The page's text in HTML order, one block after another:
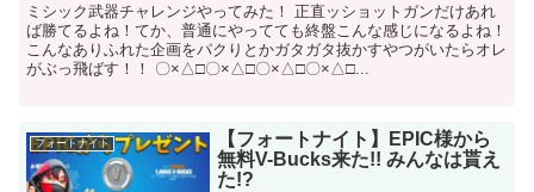
ミシック武器チャレンジやってみた！ 正直ッショットガンだけあれ
ば勝てるよね！てか、普通にやってても終盤こんな感じになるよね！
こんなありふれた企画をパクりとかガタガタ抜かすやつがいたらオレ
がぶっ飛ばす！！ 〇×△□〇×△□〇×△□〇×△□...
フォートナイト
【フォートナイト】EPIC様から
無料V-Bucks来た!! みんなは貰え
た!?